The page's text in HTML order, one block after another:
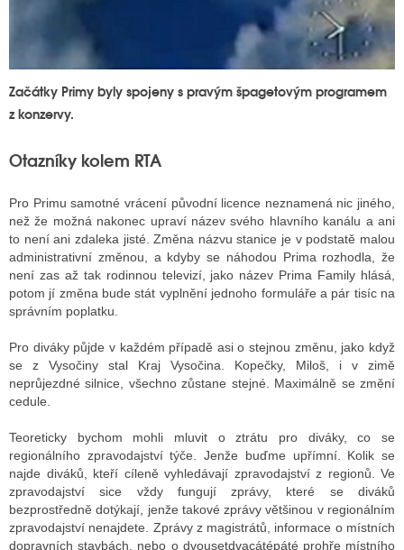
Začátky Primy byly spojeny s pravým špagetovým programem
z konzervy.
Otazníky kolem RTA
Pro Primu samotné vrácení původní licence neznamená nic jiného,
než že možná nakonec upraví název svého hlavního kanálu a ani
to není ani zdaleka jisté. Změna názvu stanice je v podstatě malou
administrativní změnou, a kdyby se náhodou Prima rozhodla, že
není zas až tak rodinnou televizí, jako název Prima Family hlásá,
potom jí změna bude stát vyplnění jednoho formuláře a pár tisíc na
správním poplatku.
Pro diváky půjde v každém případě asi o stejnou změnu, jako když
se z Vysočiny stal Kraj Vysočina. Kopečky, Miloš, i v zimě
neprůjezdné silnice, všechno zůstane stejné. Maximálně se změní
cedule.
Teoreticky bychom mohli mluvit o ztrátu pro diváky, co se
regionálního zpravodajství týče. Jenže buďme upřímní. Kolik se
najde diváků, kteří cíleně vyhledávají zpravodajství z regionů. Ve
zpravodajství sice vždy fungují zprávy, které se diváků
bezprostředně dotýkají, jenže takové zprávy většinou v regionálním
zpravodajství nenajdete. Zprávy z magistrátů, informace o místních
dopravních stavbách, nebo o dvousetdvacátépáté prohře místního